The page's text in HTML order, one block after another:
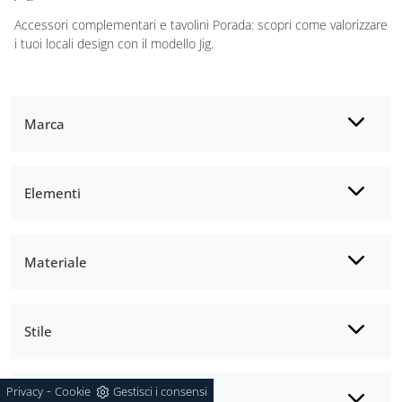
Marca
Elementi
Materiale
Stile
Accessori complementari e tavolini Porada: scopri come valorizzare
i tuoi locali design con il modello Jig.
Privacy - Cookie Gestisci i consensi